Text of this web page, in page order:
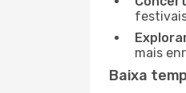
mais
Baixa